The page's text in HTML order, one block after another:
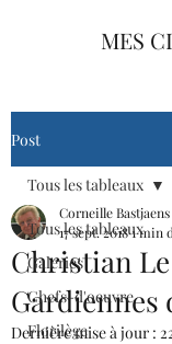
MES
Post
Tous les tableaux
Galeries
Chefs-d'oeuvre
Florilège
Tous les tableaux
Christian
Gardiennes
Corneille Bastjaens
17 sept. 20181 min
Dernière mise à jour :